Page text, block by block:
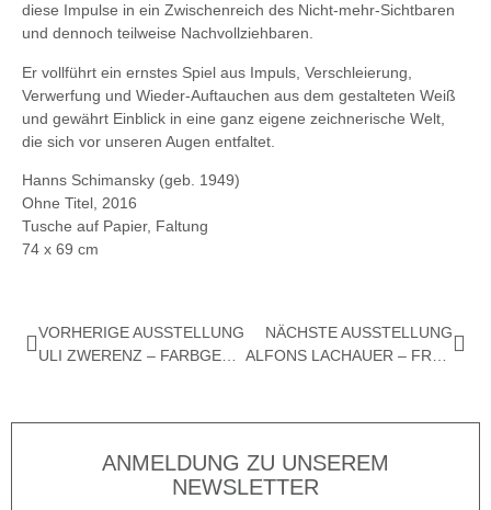
diese Impulse in ein Zwischenreich des Nicht-mehr-Sichtbaren
und dennoch teilweise Nachvollziehbaren.
Er vollführt ein ernstes Spiel aus Impuls, Verschleierung,
Verwerfung und Wieder-Auftauchen aus dem gestalteten Weiß
und gewährt Einblick in eine ganz eigene zeichnerische Welt,
die sich vor unseren Augen entfaltet.
Hanns Schimansky (geb. 1949)
Ohne Titel, 2016
Tusche auf Papier, Faltung
74 x 69 cm
VORHERIGE AUSSTELLUNG
NÄCHSTE AUSSTELLUNG
ANMELDUNG ZU UNSEREM
NEWSLETTER